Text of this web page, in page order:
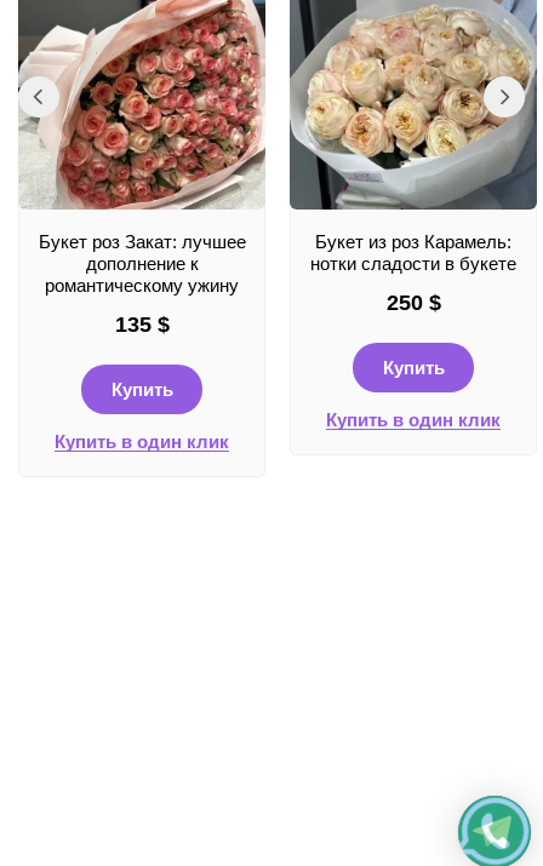
Букет роз Закат: лучшее
дополнение к
романтическому ужину
135 $
Купить
Купить в один клик
Букет из роз Карамель:
нотки сладости в букете
250 $
Купить
Купить в один клик